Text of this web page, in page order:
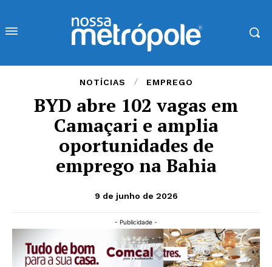
NOTÍCIAS EMPREGO
BYD abre 102 vagas em
Camaçari e amplia
oportunidades de
emprego na Bahia
9 de junho de 2026
- Publicidade -